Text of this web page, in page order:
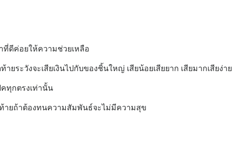
ที่ดีค่อยให้ความช่วยเหลือ
ายระวังจะเสียเงินไปกับของชิ้นใหญ่ เสียน้อยเสียยาก เสียมากเสียง่าย
ทุกตรงเท่านั้น
ายถ้าต้องทนความสัมพันธ์จะไม่มีความสุข